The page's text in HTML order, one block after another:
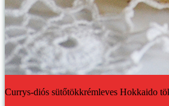
Currys-diós sütőtökkrémleves Hokkaido